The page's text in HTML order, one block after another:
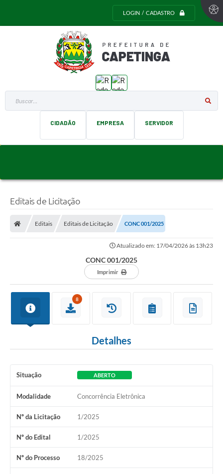
LOGIN / CADASTRO
Buscar...
CIDADÃO EMPRESA SERVIDOR
Editais de Licitação
Editais Editais de Licitação CONC 001/2025
Atualizado em: 17/04/2026 às 13h23
CONC 001/2025
Imprimir
8
Detalhes
Situação ABERTO
Modalidade Concorrência Eletrônica
Nº da Licitação 1/2025
Nº do Edital 1/2025
Nº do Processo 18/2025